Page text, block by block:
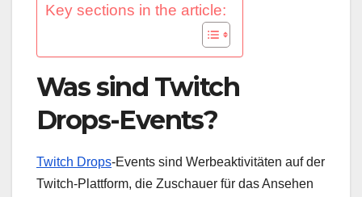
Key sections in the article:
Was sind Twitch
Drops-Events?
Twitch Drops-Events sind Werbeaktivitäten auf der
Twitch-Plattform, die Zuschauer für das Ansehen